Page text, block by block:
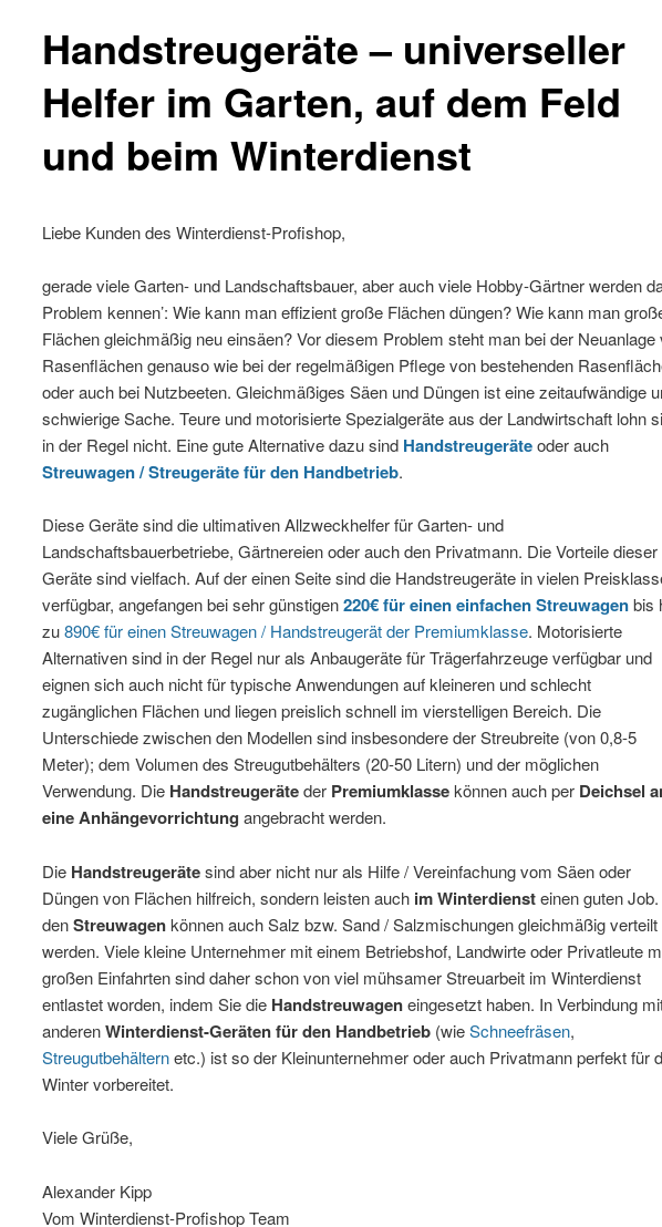
Handstreugeräte – universeller
Helfer im Garten, auf dem Feld
und beim Winterdienst
Liebe Kunden des Winterdienst-Profishop,
gerade viele Garten- und Landschaftsbauer, aber auch viele Hobby-Gärtner werden
Problem kennen’: Wie kann man effizient große Flächen düngen? Wie kann man
Flächen gleichmäßig neu einsäen? Vor diesem Problem steht man bei der Neuanlage
Rasenflächen genauso wie bei der regelmäßigen Pflege von bestehenden
oder auch bei Nutzbeeten. Gleichmäßiges Säen und Düngen ist eine zeitaufwändige
schwierige Sache. Teure und motorisierte Spezialgeräte aus der Landwirtschaft lohn
in der Regel nicht. Eine gute Alternative dazu sind Handstreugeräteoder auch
Streuwagen / Streugeräte für den Handbetrieb.
Diese Geräte sind die ultimativen Allzweckhelfer für Garten- und
Landschaftsbauerbetriebe, Gärtnereien oder auch den Privatmann. Die Vorteile dieser
Geräte sind vielfach. Auf der einen Seite sind die Handstreugeräte in vielen
verfügbar, angefangen bei sehr günstigen220€ für einen einfachen Streuwagenbis
zu890€ für einen Streuwagen / Handstreugerät der Premiumklasse. Motorisierte
Alternativen sind in der Regel nur als Anbaugeräte für Trägerfahrzeuge verfügbar und
eignen sich auch nicht für typische Anwendungen auf kleineren und schlecht
zugänglichen Flächen und liegen preislich schnell im vierstelligen Bereich. Die
Unterschiede zwischen den Modellen sind insbesondere der Streubreite (von 0,8-5
Meter); dem Volumen des Streugutbehälters (20-50 Litern) und der möglichen
Verwendung. Die Handstreugeräteder Premiumklassekönnen auch per Deichsel
eine Anhängevorrichtung angebracht werden.
Die Handstreugerätesind aber nicht nur als Hilfe / Vereinfachung vom Säen oder
Düngen von Flächen hilfreich, sondern leisten auch im Winterdiensteinen guten
denStreuwagenkönnen auch Salz bzw. Sand / Salzmischungen gleichmäßig verteilt
werden. Viele kleine Unternehmer mit einem Betriebshof, Landwirte oder Privatleute
großen Einfahrten sind daher schon von viel mühsamer Streuarbeit im Winterdienst
entlastet worden, indem Sie die Handstreuwageneingesetzt haben. In Verbindung
anderenWinterdienst-Geräten für den Handbetrieb(wieSchneefräsen,
Streugutbehälternetc.) ist so der Kleinunternehmer oder auch Privatmann perfekt für
Winter vorbereitet.
Viele Grüße,
Alexander Kipp
Vom Winterdienst-Profishop Team